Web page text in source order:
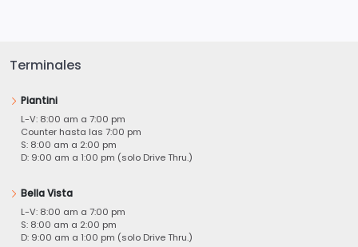
Terminales
Piantini
L-V: 8:00 am a 7:00 pm
Counter hasta las 7:00 pm
S: 8:00 am a 2:00 pm
D: 9:00 am a 1:00 pm (solo Drive Thru.)
Bella Vista
L-V: 8:00 am a 7:00 pm
S: 8:00 am a 2:00 pm
D: 9:00 am a 1:00 pm (solo Drive Thru.)